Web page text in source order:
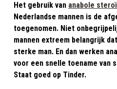
Het gebruik van anabole
Nederlandse mannen is de
toegenomen. Niet
mannen extreem belangrijk
sterke man. En dan werken
voor een snelle toename van
Staat goed op Tinder.